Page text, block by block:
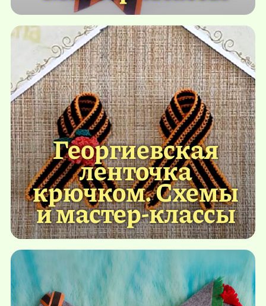
Георгиевская
ленточка
крючком. Схемы
и мастер-классы